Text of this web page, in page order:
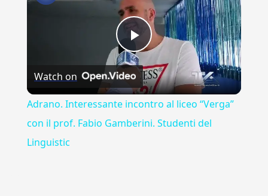
Play
Video
Watch on
Adrano. Interessante incontro al liceo “Verga”
con il prof. Fabio Gamberini. Studenti del
Linguistic